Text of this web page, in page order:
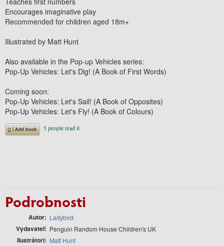
Encourages imaginative play
Recommended for children aged 18m+
Illustrated by Matt Hunt
Also available in the Pop-up Vehicles series:
Pop-Up Vehicles: Let's Dig! (A Book of First Words)
Coming soon:
Pop-Up Vehicles: Let's Sail! (A Book of Opposites)
Pop-Up Vehicles: Let's Fly! (A Book of Colours)
Podrobnosti
Autor Ladybird
Vydavateľ Penguin Random House Children's UK
Ilustrátori Matt Hunt